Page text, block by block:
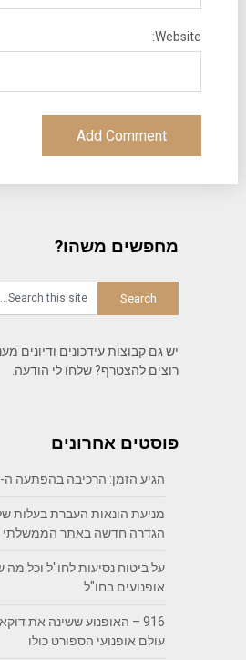
Website:
מחפשים משהו?
יש גם קבוצות עידכונים ודיונים
רוצים להצטרף? שלחו לי הודעה.
פוסטים אחרונים
הגיע הזמן: הרכיבה בהפתעה ה-11 יוצאת לדרך!
מניעת הונאות העברת בעלות
הגדרה חדשה באתר הממשלתי
על ביטוח נסיעות לחו"ל וכל
אופנועים בחו"ל
916 – האופנוע ששינה את
עולם אופנועי הספורט כולו